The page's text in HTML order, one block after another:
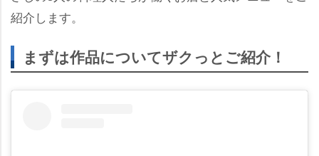
紹介します。
まずは作品についてザクっとご紹介！